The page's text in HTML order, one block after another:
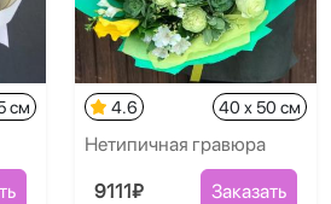
см 4.6 40 x 50 см
Нетипичная гравюра
9111₽ Заказать